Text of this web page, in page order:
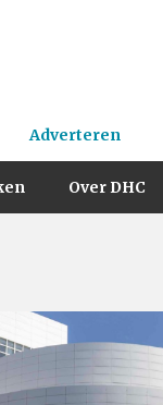
Adverteren
Over DHC